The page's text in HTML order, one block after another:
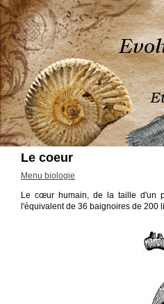
Le coeur
Menu biologie
Le cœur humain, de la taille d'un
l'équivalent de 36 baignoires de 200